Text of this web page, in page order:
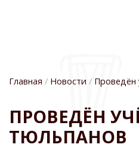
СТРОКА
НАВИГАЦИИ
Главная Новости Проведён
ПРОВЕДЁН
ТЮЛЬПАНОВ